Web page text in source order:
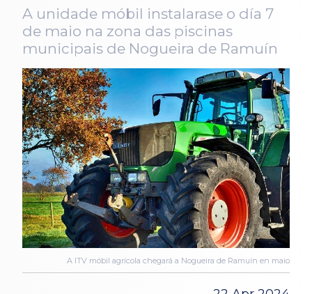
A unidade móbil instalarase o día 7
de maio na zona das piscinas
municipais de Nogueira de Ramuín
A ITV móbil agrícola chegará a Nogueira de Ramuín en maio